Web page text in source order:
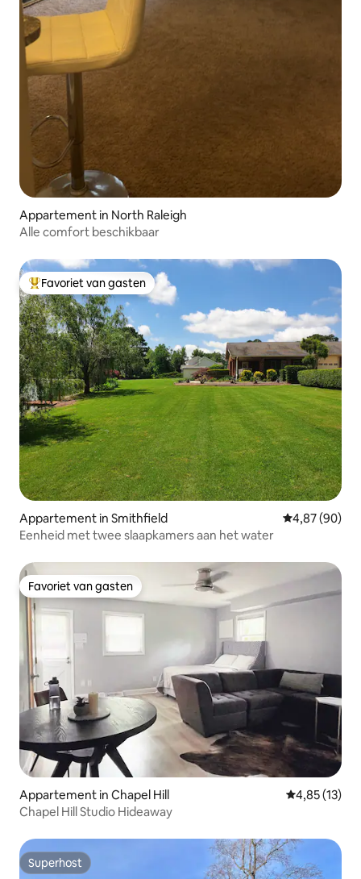
Appartement in North Raleigh
Alle comfort beschikbaar
Topfavoriet van gasten
Favoriet van gasten
Appartement in Smithfield Gemiddelde
4,87 (90)
Eenheid met twee slaapkamers aan het water
Favoriet van gasten
Favoriet van gasten
Appartement in Chapel Hill Gemiddelde
4,85 (13)
Chapel Hill Studio Hideaway
Superhost
Superhost